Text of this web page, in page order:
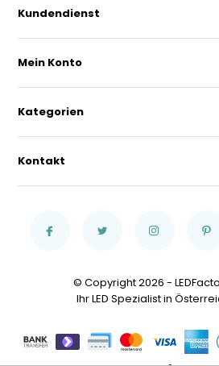
Kundendienst
Mein Konto
Kategorien
Kontakt
© Copyright 2026 -
Ihr LED Spezialist in